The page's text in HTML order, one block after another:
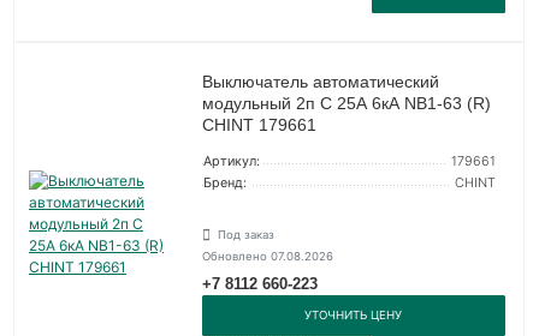
Выключатель автоматический
модульный 2п C 25А 6кА NB1-63 (R)
CHINT 179661
Артикул:
179661
Бренд:
CHINT
Под заказ
Обновлено 07.08.2026
+7 8112 660-223
УТОЧНИТЬ ЦЕНУ